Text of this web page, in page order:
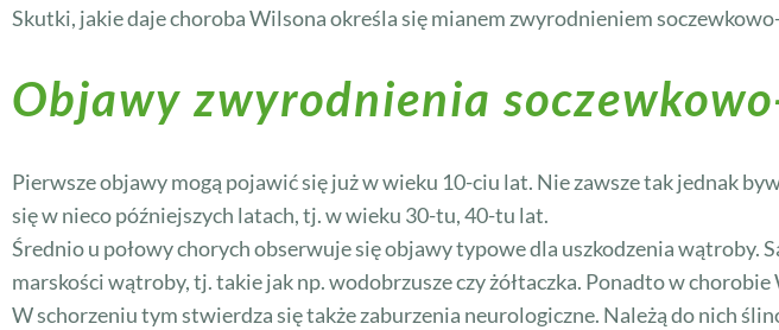
Skutki, jakie daje choroba Wilsona określa się mianem zwyrodnieniem
Objawy zwyrodnienia
Pierwsze objawy mogą pojawić się już w wieku 10-ciu lat. Nie zawsze tak jednak
się w nieco późniejszych latach, tj. w wieku 30-tu, 40-tu lat.
Średnio u połowy chorych obserwuje się objawy typowe dla uszkodzenia wątroby.
marskości wątroby, tj. takie jak np. wodobrzusze czy żółtaczka. Ponadto w
W schorzeniu tym stwierdza się także zaburzenia neurologiczne. Należą do nich